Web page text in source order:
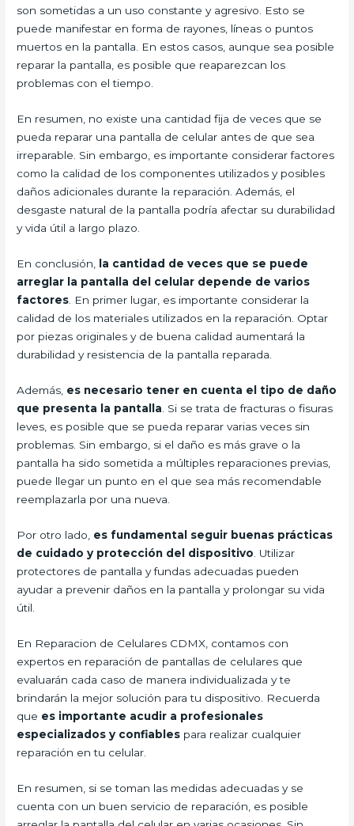
son sometidas a un uso constante y agresivo. Esto se
puede manifestar en forma de rayones, líneas o puntos
muertos en la pantalla. En estos casos, aunque sea posible
reparar la pantalla, es posible que reaparezcan los
problemas con el tiempo.
En resumen, no existe una cantidad fija de veces que se
pueda reparar una pantalla de celular antes de que sea
irreparable. Sin embargo, es importante considerar factores
como la calidad de los componentes utilizados y posibles
daños adicionales durante la reparación. Además, el
desgaste natural de la pantalla podría afectar su durabilidad
y vida útil a largo plazo.
En conclusión,
la cantidad de veces que se puede
arreglar la pantalla del celular depende de varios
factores . En primer lugar, es importante considerar la
calidad de los materiales utilizados en la reparación. Optar
por piezas originales y de buena calidad aumentará la
durabilidad y resistencia de la pantalla reparada.
Además, es necesario tener en cuenta el tipo de daño
que presenta la pantalla . Si se trata de fracturas o fisuras
leves, es posible que se pueda reparar varias veces sin
problemas. Sin embargo, si el daño es más grave o la
pantalla ha sido sometida a múltiples reparaciones previas,
puede llegar un punto en el que sea más recomendable
reemplazarla por una nueva.
Por otro lado, es fundamental seguir buenas prácticas
de cuidado y protección del dispositivo . Utilizar
protectores de pantalla y fundas adecuadas pueden
ayudar a prevenir daños en la pantalla y prolongar su vida
útil.
En Reparacion de Celulares CDMX, contamos con
expertos en reparación de pantallas de celulares que
evaluarán cada caso de manera individualizada y te
brindarán la mejor solución para tu dispositivo. Recuerda
que es importante acudir a profesionales
especializados y confiables para realizar cualquier
reparación en tu celular.
En resumen, si se toman las medidas adecuadas y se
cuenta con un buen servicio de reparación, es posible